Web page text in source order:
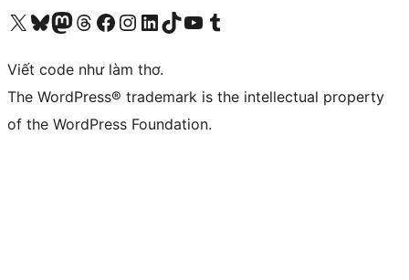
Truy cập tài khoản X (trước đây là Twitter) của chúng tôiVisit our Bluesky account
Visit our Mastodon account
Visit our Threads account
Xem trang Facebook của chúng tôiTruy cập tài khoản Instagram của chúng tôiTruy cập tài khoản LinkedIn của chúng tôiVisit our TikTok account
Truy cập kênh YouTube của chúng tôi Visit our Tumblr account
Viết code như làm thơ.
The WordPress® trademark is the intellectual property
of the WordPress Foundation.